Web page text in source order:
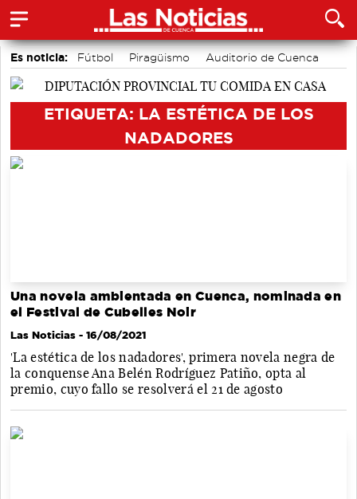
Es noticia: Fútbol Piragüismo
Auditorio de Cuenca
Área de Deportes
ETIQUETA: LA ESTÉTICA DE LOS
NADADORES
Una novela ambientada en Cuenca, nominada en
el Festival de Cubelles Noir
Las Noticias - 16/08/2021
'La estética de los nadadores', primera novela negra de
la conquense Ana Belén Rodríguez Patiño, opta al
premio, cuyo fallo se resolverá el 21 de agosto